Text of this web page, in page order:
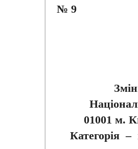
№ 9
01001 м.
Категорія –